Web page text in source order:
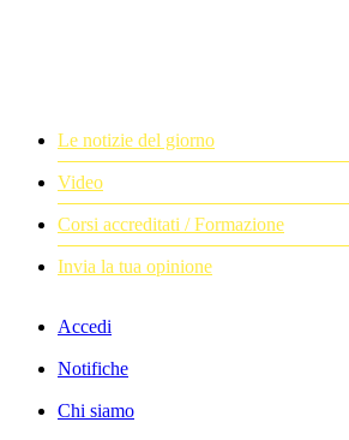
Le notizie del giorno
Video
Corsi accreditati / Formazione
Invia la tua opinione
Accedi
Notifiche
Chi siamo